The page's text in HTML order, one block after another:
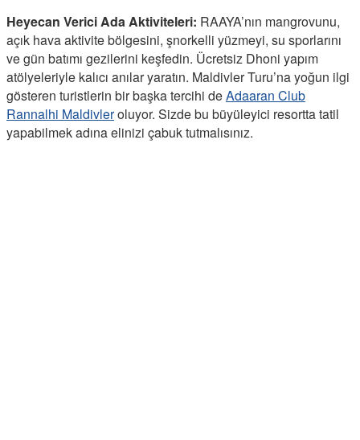
Heyecan Verici Ada Aktiviteleri: RAAYA’nın mangrovunu,
açık hava aktivite bölgesini, şnorkelli yüzmeyi, su sporlarını
ve gün batımı gezilerini keşfedin. Ücretsiz Dhoni yapım
atölyeleriyle kalıcı anılar yaratın. Maldivler Turu’na yoğun ilgi
gösteren turistlerin bir başka tercihi deAdaaran Club
Rannalhi Maldivleroluyor. Sizde bu büyüleyici resortta tatil
yapabilmek adına elinizi çabuk tutmalısınız.